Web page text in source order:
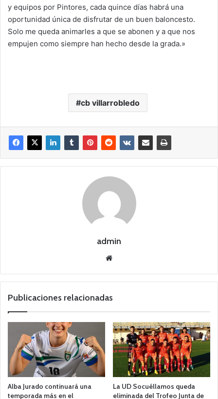
y equipos por Pintores, cada quince días habrá una
oportunidad única de disfrutar de un buen baloncesto.
Solo me queda animarles a que se abonen y a que nos
empujen como siempre han hecho desde la grada.»
cb villarrobledo
admin
we
Publicaciones relacionadas
Alba Jurado continuará una
temporada más en el
La UD Socuéllamos queda
eliminada del Trofeo Junta de